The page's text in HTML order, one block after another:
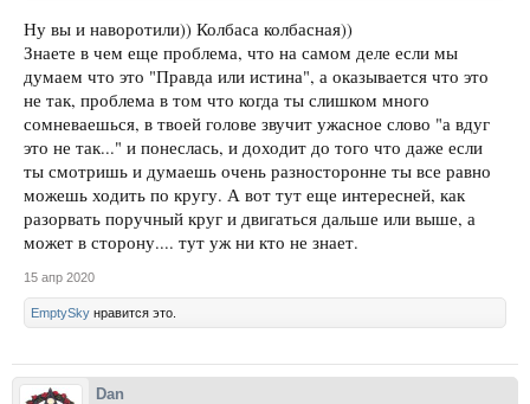
Ну вы и наворотили)) Колбаса колбасная))
Знаете в чем еще проблема, что на самом деле если мы
думаем что это "Правда или истина", а оказывается что это
не так, проблема в том что когда ты слишком много
сомневаешься, в твоей голове звучит ужасное слово "а вдуг
это не так..." и понеслась, и доходит до того что даже если
ты смотришь и думаешь очень разносторонне ты все равно
можешь ходить по кругу. А вот тут еще интересней, как
разорвать поручный круг и двигаться дальше или выше, а
может в сторону.... тут уж ни кто не знает.
15 апр 2020
EmptySky нравится это.
Dan